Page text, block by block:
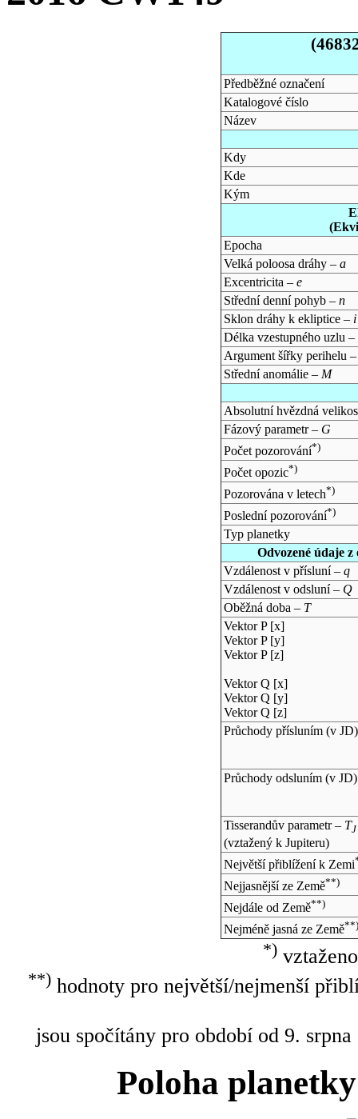
Předběžné označení
Katalogové číslo
Název
Kdy
Kde
Kým
Epocha
Velká poloosa dráhy – a
Excentricita – e
Střední denní pohyb – n
Sklon dráhy k ekliptice – i
Délka vzestupného uzlu –
Argument šířky perihelu
Střední anomálie – M
Absolutní hvězdná
Fázový parametr – G
Počet pozorování*)
Počet opozic*)
Pozorována v letech*)
Poslední pozorování*)
Typ planetky
Odvozené údaje
Vzdálenost v přísluní – q
Vzdálenost v odsluní – Q
Oběžná doba – T
Vektor P [x]
Vektor P [y]
Vektor P [z]
Vektor Q [x]
Vektor Q [y]
Vektor Q [z]
Průchody přísluním (v JD)
Průchody odsluním (v JD)
Tisserandův parametr – TJ
(vztažený k Jupiteru)
Největší přiblížení k Zemi
Nejjasnější ze Země**)
Nejdále od Země**)
Nejméně jasná ze Země**)
*)
**)hodnoty pro největší/nejmenší
jsou spočítány pro období od 9.
Poloha